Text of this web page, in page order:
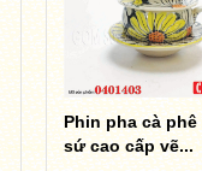
Phin pha cà phê
sứ cao cấp vẽ...